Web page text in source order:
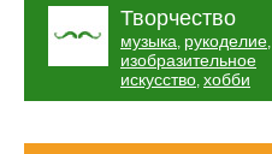
Творчество
музыка, рукоделие,
изобразительное
искусство, хобби